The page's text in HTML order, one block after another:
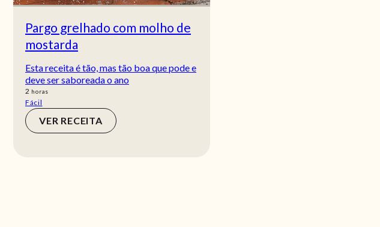
Pargo grelhado com molho de
mostarda
Esta receita é tão, mas tão boa que pode e
deve ser saboreada o ano
2 horas
horas
Fácil
VER RECEITA